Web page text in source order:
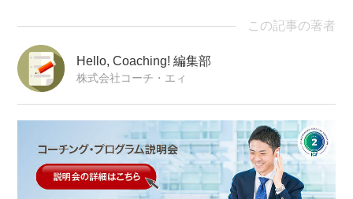
この記事の著者
Hello, Coaching! 編集部
株式会社コーチ・エィ